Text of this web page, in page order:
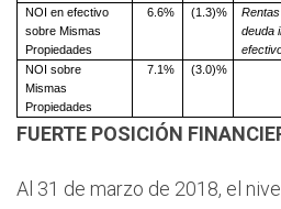
NOI en efectivo
sobre Mismas
Propiedades
6.6% (1.3)%
deuda
NOI sobre
Mismas
Propiedades
7.1% (3.0)%
FUERTE POSICIÓN
Al 31 de marzo de 2018, el